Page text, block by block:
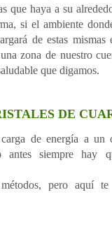
que haya a su
si el ambiente
de estas mismas
zona de nuestro
que digamos.
DE
de energía a un
antes siempre hay
métodos, pero aquí